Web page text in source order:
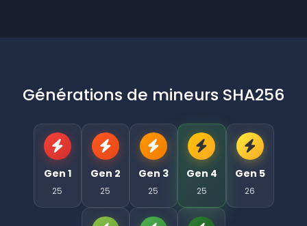
Générations de mineurs SHA256
Gen 1
25
Gen 2
25
Gen 3
25
Gen 4
25
Gen 5
26